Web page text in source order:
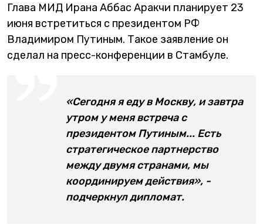
Глава МИД Ирана Аббас Аракчи планирует 23
июня встретиться с президентом РФ
Владимиром Путиным. Такое заявление он
сделал на пресс-конференции в Стамбуле.
«Сегодня я еду в Москву, и завтра
утром у меня встреча с
президентом Путиным... Есть
стратегическое партнерство
между двумя странами, мы
координируем действия», -
подчеркнул дипломат.